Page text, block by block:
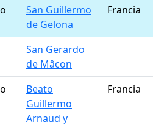
San Guillermo
de Gelona
Francia
San Gerardo
de Mâcon
Beato
Guillermo
Arnaud y
Francia